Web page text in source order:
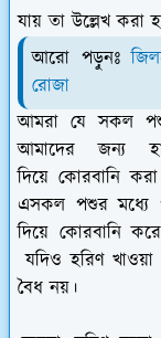
যায় তা উল্লেখ করা
আরো পড়ুনঃ
রোজা
আমরা যে সকল
আমাদের জন্য
দিয়ে কোরবানি
এসকল পশুর মধ্যে
দিয়ে কোরবানি
যদিও হরিণ
বৈধ নয়।